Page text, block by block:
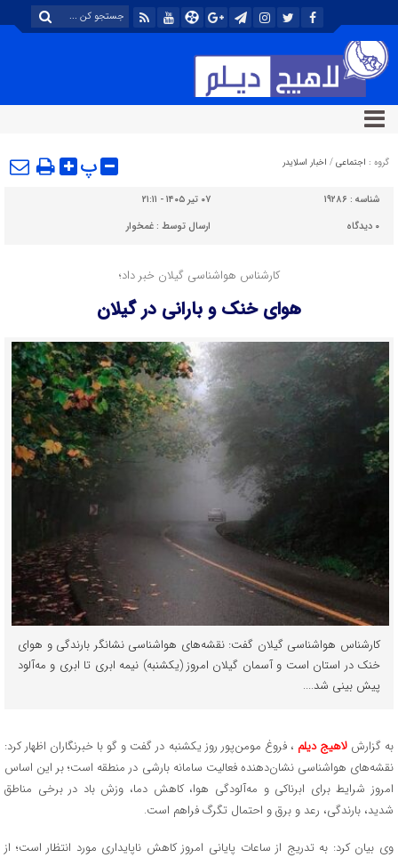
گروه : اجتماعی / اخبار اسلایدر پ
شناسه : ۱۹۲۸۶
۰۷ تیر ۱۴۰۵ - ۲۱:۱۱
۰ دیدگاه ارسال توسط :غمخوار
کارشناس هواشناسی گیلان خبر داد؛
هوای خنک و بارانی در گیلان
کارشناس هواشناسی گیلان گفت: نقشه‌های هواشناسی نشانگر بارندگی و هوای
خنک در استان است و آسمان گیلان امروز (یکشنبه) نیمه ابری تا ابری و مه‌آلود
پیش بینی شد....
به گزارشلاهیج دیلم ، فروغ مومن‌پور روز یکشنبه در گفت و گو با خبرنگاران اظهار کرد:
نقشه‌های هواشناسی نشان‌دهنده فعالیت سامانه بارشی در منطقه است؛ بر این اساس
امروز شرایط برای ابرناکی و مه‌آلودگی هوا، کاهش دما، وزش باد در برخی مناطق
شدید، بارندگی، رعد و برق و احتمال تگرگ فراهم است.
وی بیان کرد: به ‌تدریج از ساعات پایانی امروز کاهش ناپایداری مورد انتظار است؛ از